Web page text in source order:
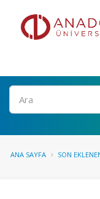
Ara
ANA SAYFA SON